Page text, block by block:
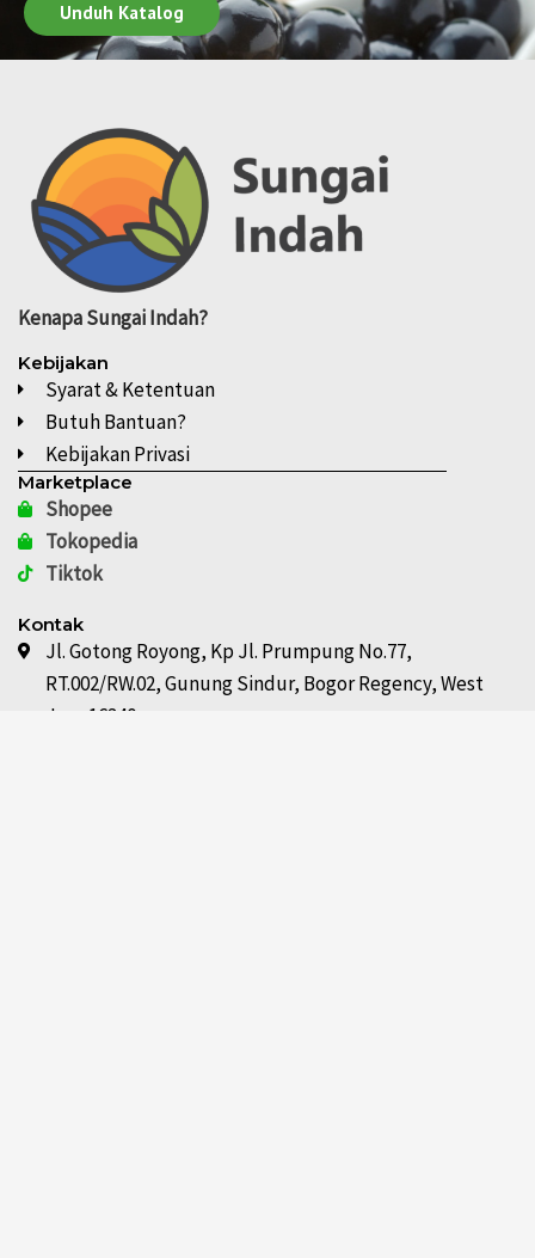
Unduh Katalog
KenapaSungai Indah?
Kebijakan
Syarat & Ketentuan
Butuh Bantuan?
Kebijakan Privasi
Marketplace
Shopee
Tokopedia
Tiktok
Kontak
Jl. Gotong Royong, Kp Jl. Prumpung No.77,
RT.002/RW.02, Gunung Sindur, Bogor Regency, West
Java 16340